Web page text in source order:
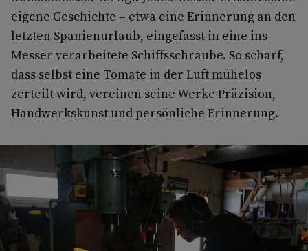
eigene Geschichte – etwa eine Erinnerung an den
letzten Spanienurlaub, eingefasst in eine ins
Messer verarbeitete Schiffsschraube. So scharf,
dass selbst eine Tomate in der Luft mühelos
zerteilt wird, vereinen seine Werke Präzision,
Handwerkskunst und persönliche Erinnerung.